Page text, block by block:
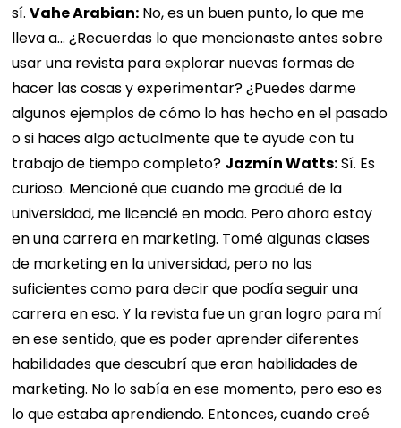
sí.Vahe Arabian: No, es un buen punto, lo que me
lleva a... ¿Recuerdas lo que mencionaste antes sobre
usar una revista para explorar nuevas formas de
hacer las cosas y experimentar? ¿Puedes darme
algunos ejemplos de cómo lo has hecho en el pasado
o si haces algo actualmente que te ayude con tu
trabajo de tiempo completo? Jazmín Watts:Sí. Es
curioso. Mencioné que cuando me gradué de la
universidad, me licencié en moda. Pero ahora estoy
en una carrera en marketing. Tomé algunas clases
de marketing en la universidad, pero no las
suficientes como para decir que podía seguir una
carrera en eso. Y la revista fue un gran logro para mí
en ese sentido, que es poder aprender diferentes
habilidades que descubrí que eran habilidades de
marketing. No lo sabía en ese momento, pero eso es
lo que estaba aprendiendo. Entonces, cuando creé